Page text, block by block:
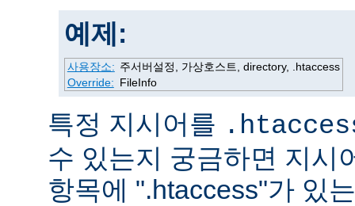
예제:
사용장소: 주서버설정, 가상호스트, directory, .htaccess
Override: FileInfo
특정 지시어를
수 있는지 궁금하면 지시
항목에 ".htaccess"가 있